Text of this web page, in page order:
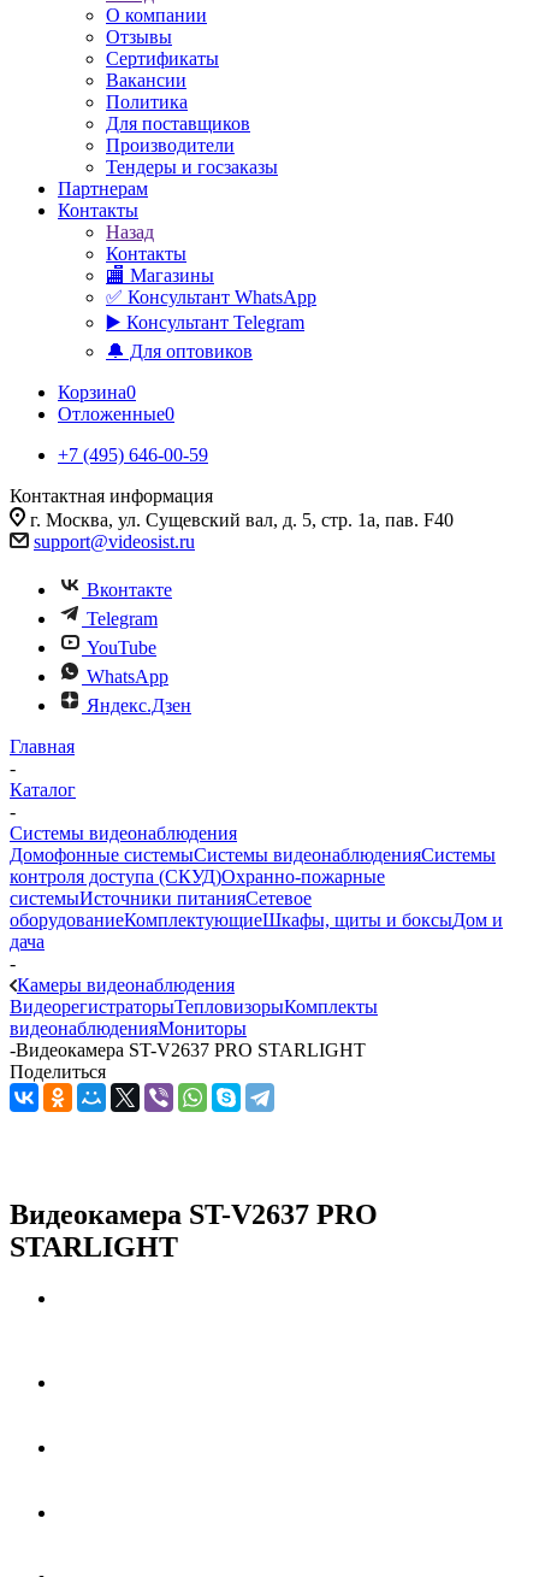
О компании
Отзывы
Сертификаты
Вакансии
Политика
Для поставщиков
Производители
Тендеры и госзаказы
Партнерам
Контакты
Назад
Контакты
🏬 Магазины
✅️ Консультант WhatsApp
▶️ Консультант Telegram
🔔 Для оптовиков
Корзина0
Отложенные0
+7 (495) 646-00-59
Контактная информация
г. Москва, ул. Сущевский вал, д. 5, стр. 1а, пав. F40
support@videosist.ru
Вконтакте
Telegram
YouTube
WhatsApp
Яндекс.Дзен
Главная
-
Каталог
-
Системы видеонаблюдения
Домофонные системыСистемы видеонаблюденияСистемы
контроля доступа (СКУД)Охранно-пожарные
системыИсточники питанияСетевое
оборудованиеКомплектующиеШкафы, щиты и боксыДом и
дача
-
Камеры видеонаблюдения
ВидеорегистраторыТепловизорыКомплекты
видеонаблюденияМониторы
-Видеокамера ST-V2637 PRO STARLIGHT
Поделиться
Видеокамера ST-V2637 PRO
STARLIGHT